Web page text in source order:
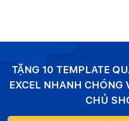
TẶNG 10 TEMPLATE
EXCEL NHANH CHÓNG
CHỦ